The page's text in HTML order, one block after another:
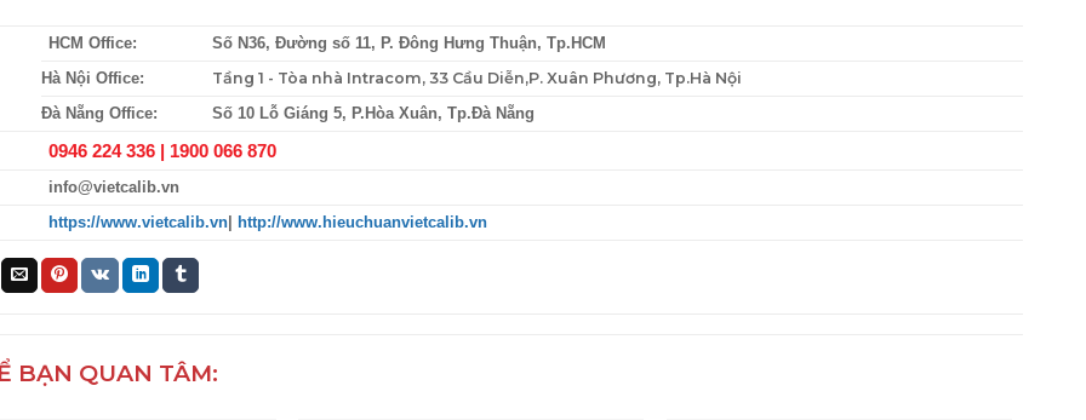
HCM Office: Số N36, Đường số 11, P. Đông Hưng Thuận, Tp.HCM
Hà Nội Office: Tầng 1 - Tòa nhà Intracom, 33 Cầu Diễn,P. Xuân Phương, Tp.Hà Nội
Đà Nẵng Office: Số 10 Lỗ Giáng 5, P.Hòa Xuân, Tp.Đà Nẵng
0946 224 336 | 1900 066 870
info@vietcalib.vn
https://www.vietcalib.vn http://www.hieuchuanvietcalib.vn
BẠN QUAN TÂM: